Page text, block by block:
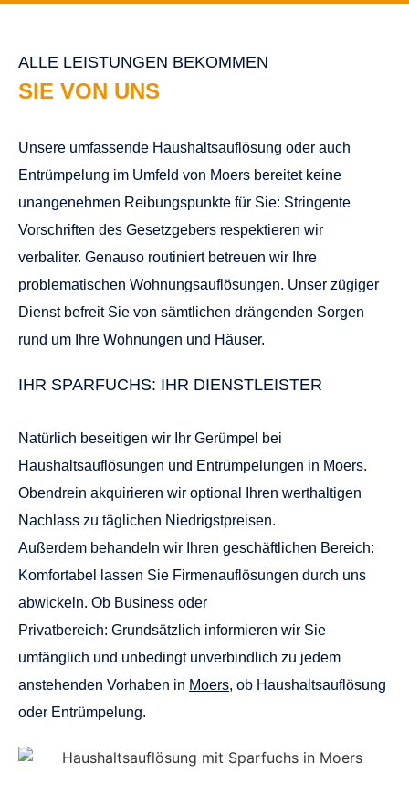
ALLE LEISTUNGEN BEKOMMEN
SIE VON UNS
Unsere umfassende Haushaltsauflösung oder auch
Entrümpelung im Umfeld von Moers bereitet keine
unangenehmen Reibungspunkte für Sie: Stringente
Vorschriften des Gesetzgebers respektieren wir
verbaliter. Genauso routiniert betreuen wir Ihre
problematischen Wohnungsauflösungen. Unser zügiger
Dienst befreit Sie von sämtlichen drängenden Sorgen
rund um Ihre Wohnungen und Häuser.
IHR SPARFUCHS: IHR DIENSTLEISTER
Natürlich beseitigen wir Ihr Gerümpel bei
Haushaltsauflösungen und Entrümpelungen in Moers.
Obendrein akquirieren wir optional Ihren werthaltigen
Nachlass zu täglichen Niedrigstpreisen.
Außerdem behandeln wir Ihren geschäftlichen Bereich:
Komfortabel lassen Sie Firmenauflösungen durch uns
abwickeln. Ob Business oder
Privatbereich: Grundsätzlich informieren wir Sie
umfänglich und unbedingt unverbindlich zu jedem
anstehenden Vorhaben in Moers, ob Haushaltsauflösung
oder Entrümpelung.